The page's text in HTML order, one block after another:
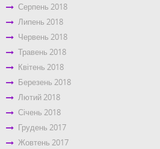
Серпень 2018
Липень 2018
Червень 2018
Травень 2018
Квітень 2018
Березень 2018
Лютий 2018
Січень 2018
Грудень 2017
Жовтень 2017